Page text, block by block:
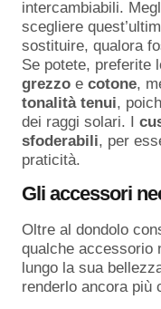
intercambiabili.
scegliere
sostituire, qualora
Se potete, preferite
grezzo e cotone,
tonalità tenui,
dei raggi solari. I
sfoderabili, per
praticità.
Gli accessori
Oltre al dondolo
qualche accessorio
lungo la sua
renderlo ancora più